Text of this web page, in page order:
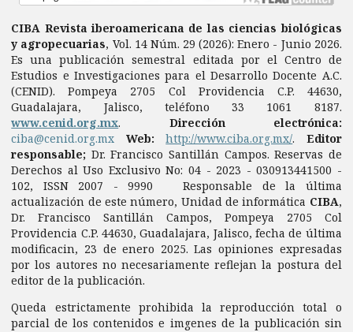
CIBA Revista iberoamericana de las ciencias biológicas
y agropecuarias, Vol. 14 Núm. 29 (2026): Enero - Junio 2026.
Es una publicación semestral editada por el Centro de
Estudios e Investigaciones para el Desarrollo Docente A.C.
(CENID). Pompeya 2705 Col Providencia C.P. 44630,
Guadalajara, Jalisco, teléfono 33 1061 8187.
www.cenid.org.mx. Dirección electrónica:
ciba@cenid.org.mx
Web: http://www.ciba.org.mx/. Editor
responsable; Dr. Francisco Santillán Campos. Reservas de
Derechos al Uso Exclusivo No: 04 - 2023 - 030913441500 -
102, ISSN 2007 - 9990 Responsable de la última
actualización de este número, Unidad de informática CIBA,
Dr. Francisco Santillán Campos, Pompeya 2705 Col
Providencia C.P. 44630, Guadalajara, Jalisco, fecha de última
modificacin, 23 de enero 2025. Las opiniones expresadas
por los autores no necesariamente reflejan la postura del
editor de la publicación.
Queda estrictamente prohibida la reproducción total o
parcial de los contenidos e imgenes de la publicación sin